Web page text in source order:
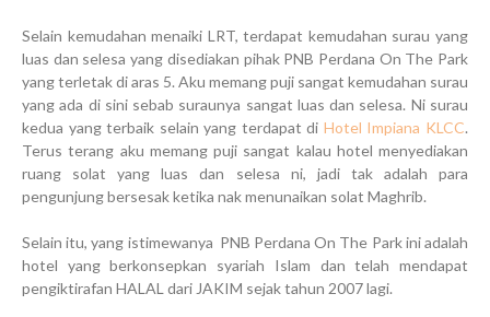
Selain kemudahan menaiki LRT, terdapat kemudahan surau yang
luas dan selesa yang disediakan pihak PNB Perdana On The Park
yang terletak di aras 5. Aku memang puji sangat kemudahan surau
yang ada di sini sebab suraunya sangat luas dan selesa. Ni surau
kedua yang terbaik selain yang terdapat di Hotel Impiana KLCC.
Terus terang aku memang puji sangat kalau hotel menyediakan
ruang solat yang luas dan selesa ni, jadi tak adalah para
pengunjung bersesak ketika nak menunaikan solat Maghrib.
Selain itu, yang istimewanya PNB Perdana On The Park ini adalah
hotel yang berkonsepkan syariah Islam dan telah mendapat
pengiktirafan HALAL dari JAKIM sejak tahun 2007 lagi.